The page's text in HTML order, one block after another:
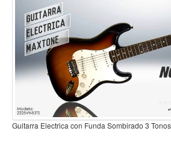
Percusión Latina
Tambores
Redoblantes
Bombos
Kalimba
Xilófonos y liras
Campanas, lluvias y platillos